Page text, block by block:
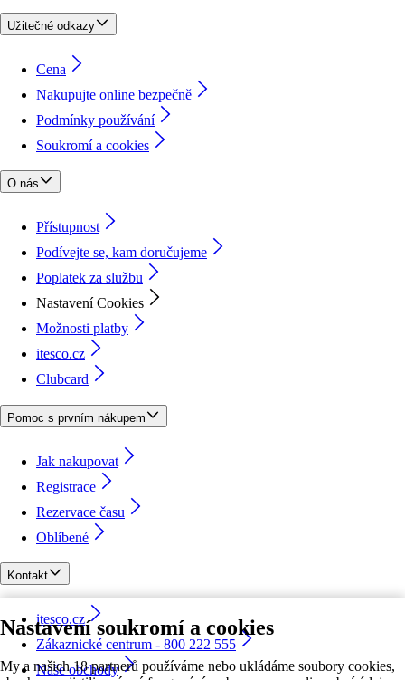
Nastavení soukromí a cookies
My a našich 18 partnerů používáme nebo ukládáme soubory cookies,
Užitečné odkazy
Cena
Nakupujte online bezpečně
Podmínky používání
Soukromí a cookies
O nás
Přístupnost
Podívejte se, kam doručujeme
Poplatek za službu
Nastavení Cookies
Možnosti platby
itesco.cz
Clubcard
Pomoc s prvním nákupem
Jak nakupovat
Registrace
Rezervace času
Oblíbené
Kontakt
itesco.cz
Zákaznické centrum - 800 222 555
Naše obchody